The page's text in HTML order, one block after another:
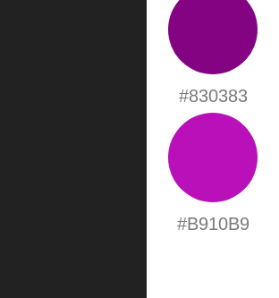
#830383
#B910B9